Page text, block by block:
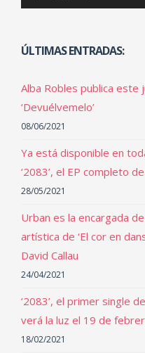
ÚLTIMAS ENTRADAS:
Alba Robles publica este
‘Devuélvemelo’
08/06/2021
Ya está disponible en
‘2083’, el EP completo
28/05/2021
Urban es la encargada
artística de ‘El cor en
David Callau
24/04/2021
‘2083’, el primer single
verá la luz el 19 de
18/02/2021